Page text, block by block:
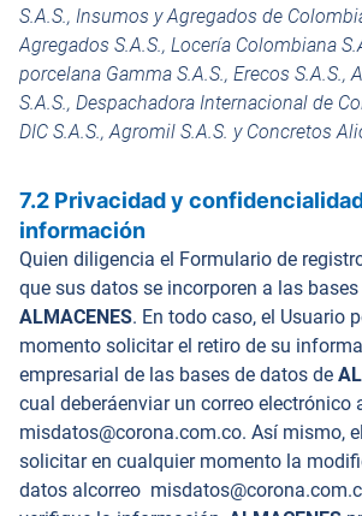
S.A.S., Insumos y Agregados de
Agregados S.A.S., Locería Colombiana
porcelana Gamma S.A.S., Erecos S.A.S.,
S.A.S., Despachadora Internacional de
DIC S.A.S., Agromil S.A.S. y Concretos
7.2 Privacidad y
información
Quien diligencia el Formulario de
que sus datos se incorporen a las
ALMACENES. En todo caso, el Usuario
momento solicitar el retiro de su
empresarial de las bases de datos de
cual deberáenviar un correo electrónico
misdatos@corona.com.co. Así mismo,
solicitar en cualquier momento la
datos alcorreo